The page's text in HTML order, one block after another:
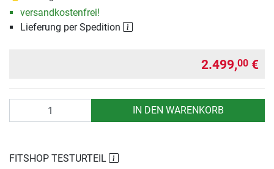
versandkostenfrei!
Lieferung per Spedition
2.499,00 €
IN DEN WARENKORB
FITSHOP TESTURTEIL